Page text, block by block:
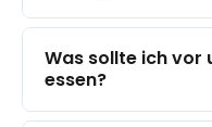
Was sollte ich vor
essen?